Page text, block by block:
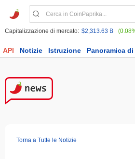
Capitalizzazione di mercato: $2,313.63 B
API Notizie Istruzione Panoramica
Torna a Tutte le Notizie